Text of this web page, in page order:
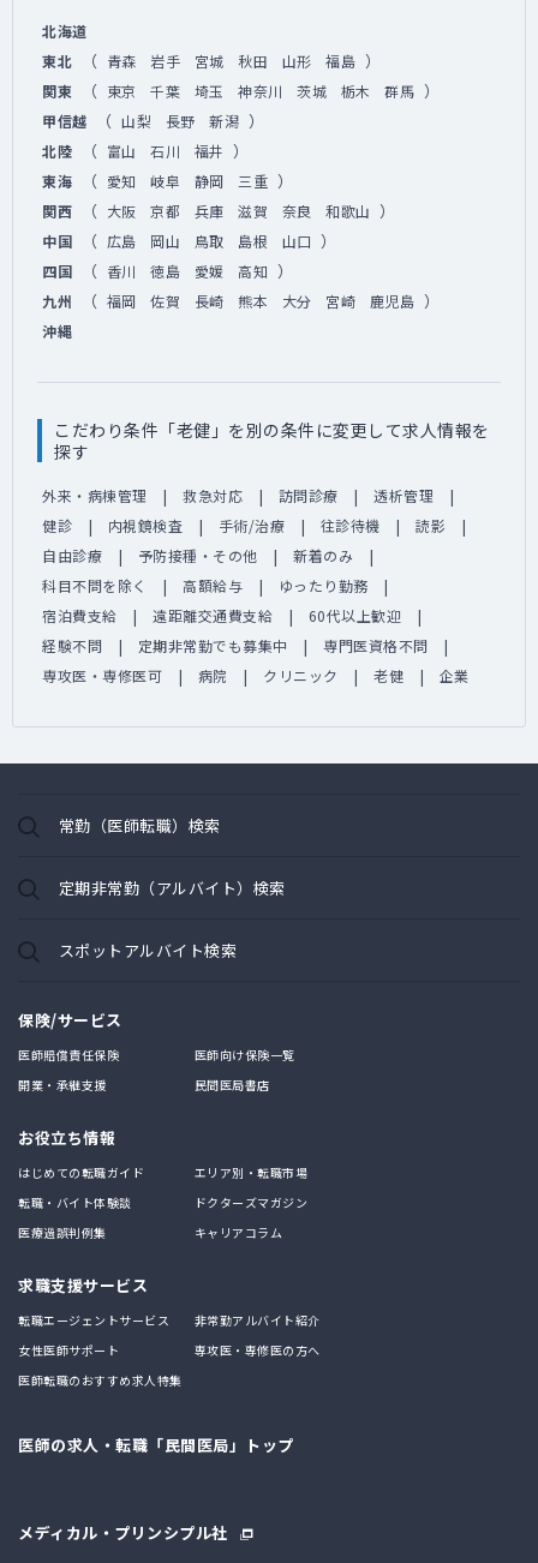
北海道
東北
（ 青森 岩手 宮城 秋田 山形 福島 ）
関東 （ 東京 千葉 埼玉 神奈川 茨城 栃木 群馬 ）
甲信越 （ 山梨 長野 新潟 ）
北陸 （ 富山 石川 福井 ）
東海 （ 愛知 岐阜 静岡 三重 ）
関西 （ 大阪 京都 兵庫 滋賀 奈良 和歌山 ）
中国 （ 広島 岡山 鳥取 島根 山口 ）
四国 （ 香川 徳島 愛媛 高知 ）
九州 （ 福岡 佐賀 長崎 熊本 大分 宮崎 鹿児島 ）
沖縄
こだわり条件「老健」を別の条件に変更して求人情報を
探す
外来・病棟管理 救急対応 訪問診療
透析管理
健診
内視鏡検査 手術/治療 往診待機
読影
自由診療
予防接種・その他
新着のみ
科目不問を除く
高額給与
ゆったり勤務
宿泊費支給
遠距離交通費支給
60代以上歓迎
経験不問
定期非常勤でも募集中
専門医資格不問
専攻医・専修医可
病院 クリニック 老健 企業
常勤（医師転職）検索
定期非常勤（アルバイト）検索
スポットアルバイト検索
保険/サービス
医師賠償責任保険
医師向け保険一覧
開業・承継支援
民間医局書店
お役立ち情報
はじめての転職ガイド
エリア別・転職市場
転職・バイト体験談
ドクターズマガジン
医療過誤判例集
キャリアコラム
求職支援サービス
転職エージェントサービス
非常勤アルバイト紹介
女性医師サポート
専攻医・専修医の方へ
医師転職のおすすめ求人特集
医師の求人・転職「民間医局」トップ
メディカル・プリンシプル社